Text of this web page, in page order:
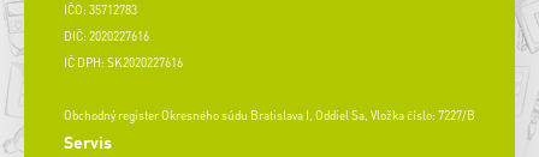
IČO: 35712783
DIČ: 2020227616
IČ DPH: SK2020227616
Obchodný register Okresného súdu Bratislava I, Oddiel Sa, Vložka číslo: 7227/B
Servis